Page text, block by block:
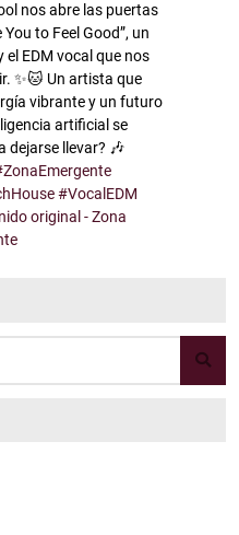
nos abre las puertas
to Feel Good”, un
el EDM vocal que nos
✨🐱 Un artista que
vibrante y un futuro
artificial se
dejarse llevar? 🎶
#VocalEDM
original - Zona